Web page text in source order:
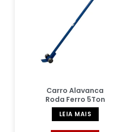
Carro Alavanca
Roda Ferro 5Ton
LEIA MAIS